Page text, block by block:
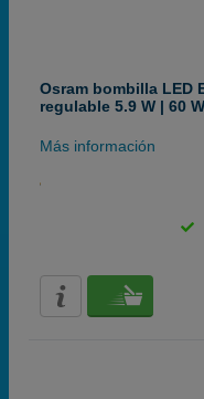
Osram bombilla LED
regulable 5.9 W | 60 W
Más información